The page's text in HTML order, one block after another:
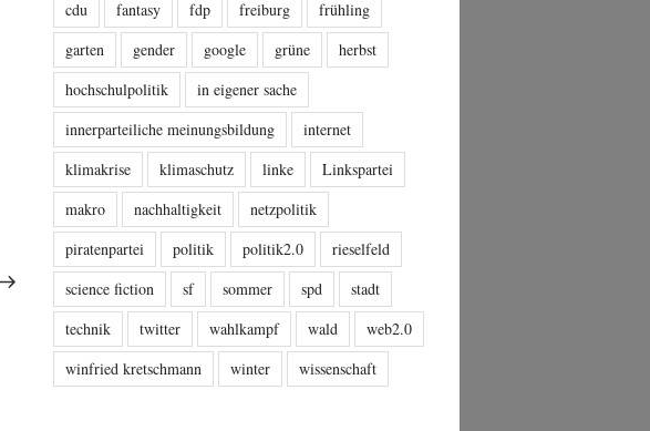
Nächster
cdu
fantasy fdp freiburg
frühling
garten
gender google grüne
herbst
hochschulpolitik
in eigener sache
innerparteiliche meinungsbildung
internet
klimakrise
klimaschutz linke
Linkspartei
makro
nachhaltigkeit
netzpolitik
piratenpartei
politik politik2.0
rieselfeld
science fiction
sf sommer spd
stadt
technik
twitter wahlkampf wald
web2.0
winfried kretschmann
winter wissenschaft